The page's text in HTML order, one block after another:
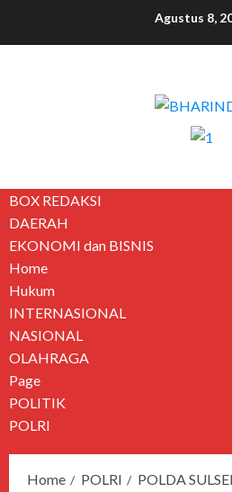
Agustus 8,
BOX REDAKSI
DAERAH
EKONOMI dan BISNIS
Home
Hukum
INTERNASIONAL
NASIONAL
OLAHRAGA
Page
POLITIK
POLRI
Home POLRI POLDA